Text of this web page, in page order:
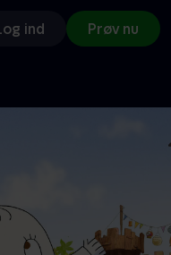
ind Prøv nu